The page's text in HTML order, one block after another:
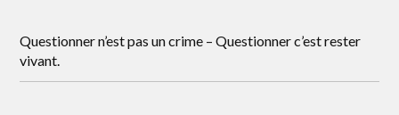
Questionner n’est pas un crime – Questionner c’est rester
vivant.